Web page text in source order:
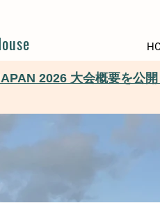
2026 大会概要を公